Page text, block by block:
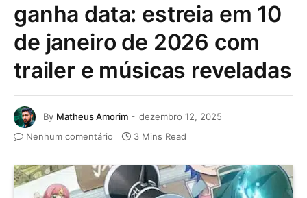
ganha data: estreia em 10
de janeiro de 2026 com
trailer e músicas reveladas
By Matheus Amorim
dezembro 12, 2025
Nenhum comentário
3 Mins Read